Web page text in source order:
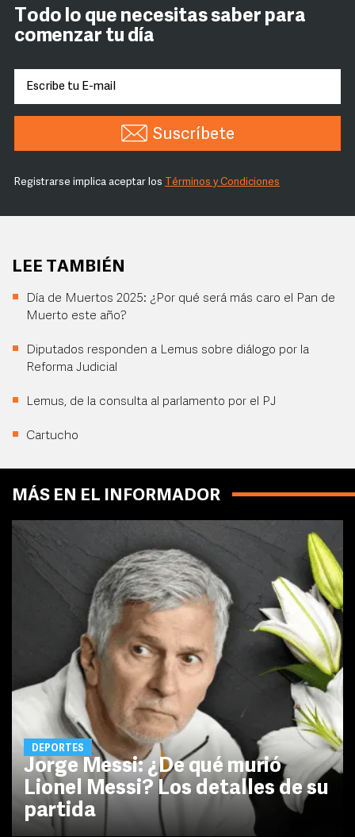
Todo lo que necesitas saber para
comenzar tu día
Suscríbete
Registrarse implica aceptar los Términos y Condiciones
LEE TAMBIÉN
Día de Muertos 2025: ¿Por qué será más caro el Pan de
Muerto este año?
Diputados responden a Lemus sobre diálogo por la
Reforma Judicial
Lemus, de la consulta al parlamento por el PJ
Cartucho
MÁS EN EL INFORMADOR
DEPORTES
Jorge Messi: ¿De qué murió
Lionel Messi? Los detalles de su
partida